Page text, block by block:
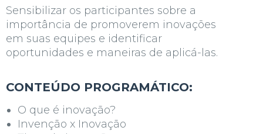
Sensibilizar os participantes sobre a
importância de promoverem inovações
em suas equipes e identificar
oportunidades e maneiras de aplicá-las.
CONTEÚDO PROGRAMÁTICO:
O que é inovação?
Invenção x Inovação